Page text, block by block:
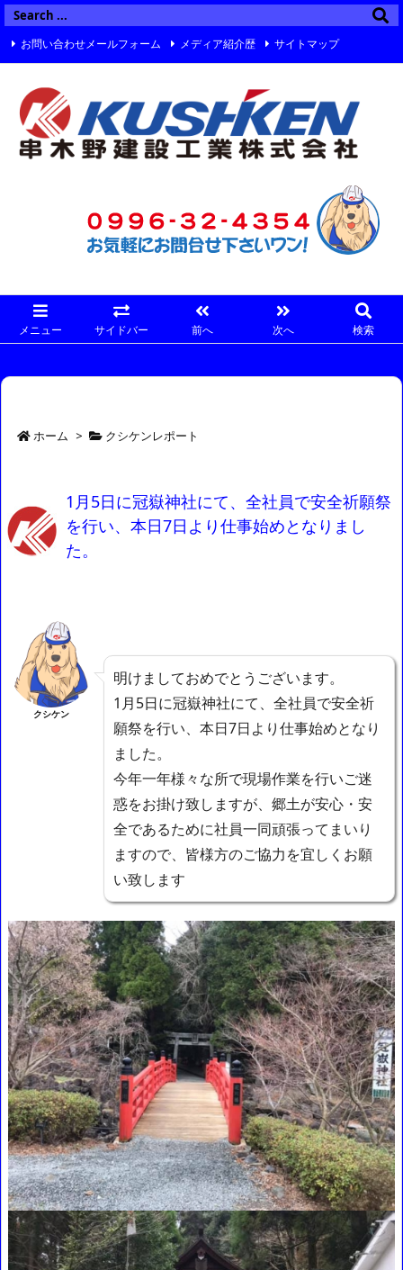
メニュー サイドバー 前へ 次へ 検索
お問い合わせメールフォーム メディア紹介歴 サイトマップ
ホーム > クシケンレポート
1月5日に冠嶽神社にて、全社員で安全祈願祭
を行い、本日7日より仕事始めとなりまし
た。
クシケン
明けましておめでとうございます。
1月5日に冠嶽神社にて、全社員で安全祈
願祭を行い、本日7日より仕事始めとなり
ました。
今年一年様々な所で現場作業を行いご迷
惑をお掛け致しますが、郷土が安心・安
全であるために社員一同頑張ってまいり
ますので、皆様方のご協力を宜しくお願
い致します